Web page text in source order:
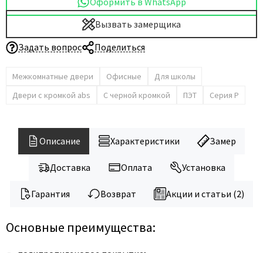
Вызвать замерщика
Задать вопрос
Поделиться
Межкомнатные двери Офисные
Для школы
Двери с кромкой abs
С черной кромкой ПЭТ Серия P
Описание Характеристики Замер
Доставка Оплата Установка
Гарантия Возврат Акции и статьи (2)
Основные преимущества: